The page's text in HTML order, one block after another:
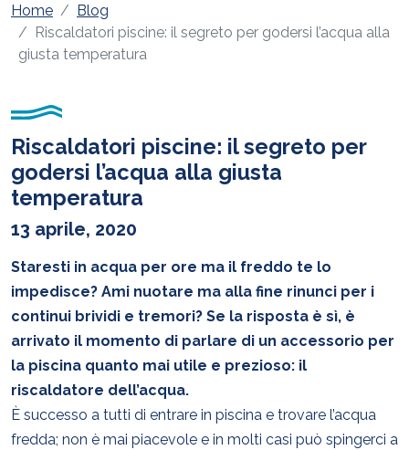
Home
Blog
Riscaldatori piscine: il segreto per godersi l’acqua alla
giusta temperatura
Riscaldatori piscine: il segreto per
godersi l’acqua alla giusta
temperatura
13 aprile, 2020
Staresti in acqua per ore ma il freddo te lo
impedisce? Ami nuotare ma alla fine rinunci per i
continui brividi e tremori? Se la risposta è sì, è
arrivato il momento di parlare di un accessorio per
la piscina quanto mai utile e prezioso: il
riscaldatore dell’acqua.
È successo a tutti di entrare in piscina e trovare l’acqua
fredda; non è mai piacevole e in molti casi può spingerci a